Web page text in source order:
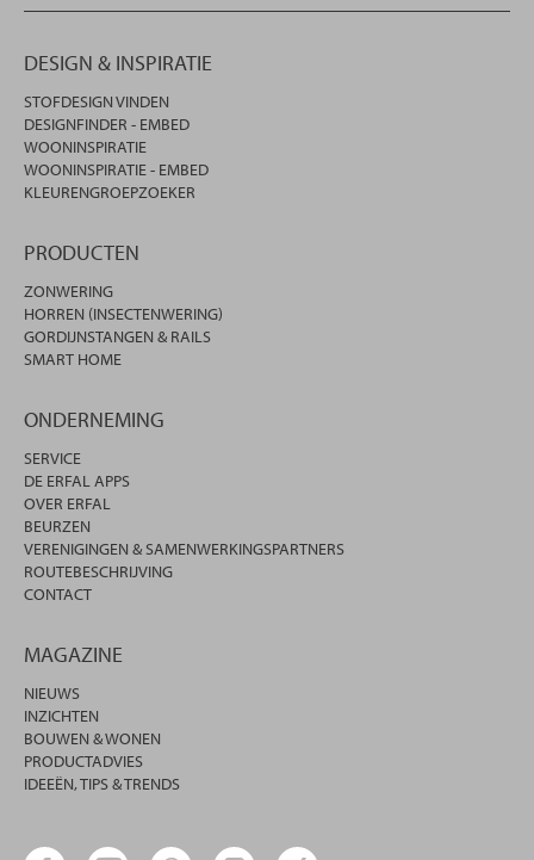
DESIGN & INSPIRATIE
STOFDESIGN VINDEN
DESIGNFINDER - EMBED
WOONINSPIRATIE
WOONINSPIRATIE - EMBED
KLEURENGROEPZOEKER
PRODUCTEN
ZONWERING
HORREN (INSECTENWERING)
GORDIJNSTANGEN & RAILS
SMART HOME
ONDERNEMING
SERVICE
DE ERFAL APPS
OVER ERFAL
BEURZEN
VERENIGINGEN & SAMENWERKINGSPARTNERS
ROUTEBESCHRIJVING
CONTACT
MAGAZINE
NIEUWS
INZICHTEN
BOUWEN & WONEN
PRODUCTADVIES
IDEEËN, TIPS & TRENDS